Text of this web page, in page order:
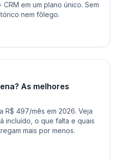
em um plano único. Sem
nem fôlego.
As melhores
R$ 497/mês em 2026. Veja
incluído, o que falta e quais
mais por menos.